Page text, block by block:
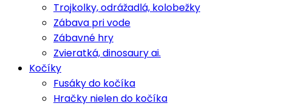
Trojkolky, odrážadlá, kolobežky
Zábava pri vode
Zábavné hry
Zvieratká, dinosaury ai.
Kočíky
Fusáky do kočíka
Hračky nielen do kočíka